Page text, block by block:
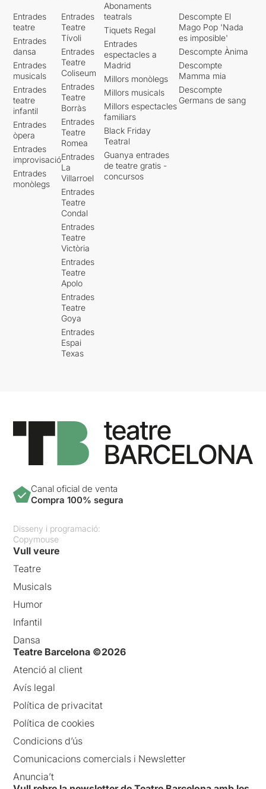
Entrades
teatre
Entrades
dansa
Entrades
musicals
Entrades
teatre
infantil
Entrades
òpera
Entrades
improvisació
Entrades
monòlegs
Entrades
Teatre
Tívoli
Entrades
Teatre
Coliseum
Entrades
Teatre
Borràs
Entrades
Teatre
Romea
Entrades
La
Villarroel
Entrades
Teatre
Condal
Entrades
Teatre
Victòria
Entrades
Teatre
Apolo
Entrades
Teatre
Goya
Entrades
Espai
Texas
Abonaments
teatrals
Tiquets Regal
Entrades
espectacles a
Madrid
Millors monòlegs
Millors musicals
Millors espectacles
familiars
Black Friday
Teatral
Guanya entrades
de teatre gratis -
concursos
Descompte El
Mago Pop 'Nada
es imposible'
Descompte Ànima
Descompte
Mamma mia
Descompte
Germans de sang
Canal oficial de venta
Compra 100% segura
Disseny i programació:
Copymouse
Vull veure
Teatre
Musicals
Humor
Infantil
Dansa
Teatre Barcelona ©2026
Atenció al client
Avís legal
Política de privacitat
Política de cookies
Condicions d’ús
Comunicacions comercials i Newsletter
Anuncia’t